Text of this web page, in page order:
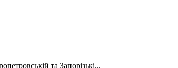
та Запорізькі...